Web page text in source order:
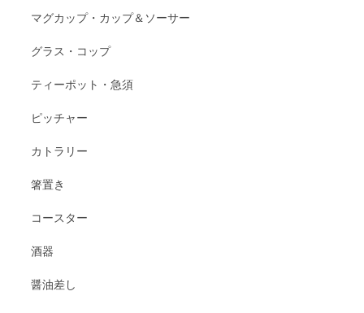
マグカップ・カップ＆ソーサー
グラス・コップ
ティーポット・急須
ピッチャー
カトラリー
箸置き
コースター
酒器
醤油差し